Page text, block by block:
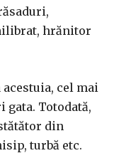
hrănitor
cel mai
gata. Totodată,
din
turbă etc.